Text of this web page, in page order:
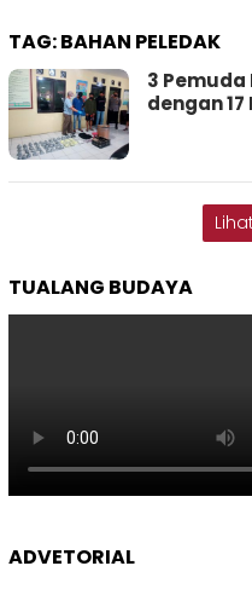
TAG:BAHAN PELEDAK
3 Pemuda
dengan
TUALANG BUDAYA
ADVETORIAL